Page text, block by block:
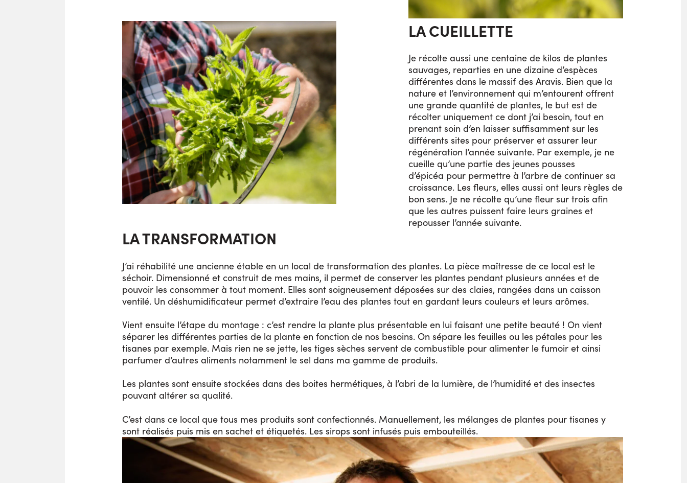
LA CUEILLETTE
Je récolte aussi une centaine de kilos de plantes
sauvages, reparties en une dizaine d’espèces
différentes dans le massif des Aravis. Bien que la
nature et l’environnement qui m’entourent offrent
une grande quantité de plantes, le but est de
récolter uniquement ce dont j’ai besoin, tout en
prenant soin d’en laisser suffisamment sur les
différents sites pour préserver et assurer leur
régénération l’année suivante. Par exemple, je ne
cueille qu’une partie des jeunes pousses
d’épicéa pour permettre à l’arbre de continuer sa
croissance. Les fleurs, elles aussi ont leurs règles de
bon sens. Je ne récolte qu’une fleur sur trois afin
que les autres puissent faire leurs graines et
repousser l’année suivante.
LA TRANSFORMATION
J’ai réhabilité une ancienne étable en un local de transformation des plantes. La pièce maîtresse de ce local est le
séchoir. Dimensionné et construit de mes mains, il permet de conserver les plantes pendant plusieurs années et de
pouvoir les consommer à tout moment. Elles sont soigneusement déposées sur des claies, rangées dans un caisson
ventilé. Un déshumidificateur permet d’extraire l’eau des plantes tout en gardant leurs couleurs et leurs arômes.
Vient ensuite l’étape du montage : c’est rendre la plante plus présentable en lui faisant une petite beauté ! On vient
séparer les différentes parties de la plante en fonction de nos besoins. On sépare les feuilles ou les pétales pour les
tisanes par exemple. Mais rien ne se jette, les tiges sèches servent de combustible pour alimenter le fumoir et ainsi
parfumer d’autres aliments notamment le sel dans ma gamme de produits.
Les plantes sont ensuite stockées dans des boites hermétiques, à l’abri de la lumière, de l’humidité et des insectes
pouvant altérer sa qualité.
C’est dans ce local que tous mes produits sont confectionnés. Manuellement, les mélanges de plantes pour tisanes y
sont réalisés puis mis en sachet et étiquetés. Les sirops sont infusés puis embouteillés.